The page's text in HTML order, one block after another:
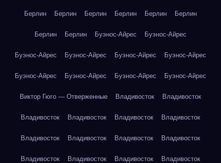
Берлин Берлин Берлин Берлин Берлин Берлин
Берлин Берлин Буэнос-Айрес Буэнос-Айрес
Буэнос-Айрес Буэнос-Айрес Буэнос-Айрес Буэнос-Айрес
Буэнос-Айрес Буэнос-Айрес Буэнос-Айрес Буэнос-Айрес
Виктор Гюго — Отверженные Владивосток Владивосток
Владивосток Владивосток Владивосток Владивосток
Владивосток Владивосток Владивосток Владивосток
Владивосток Владивосток Владивосток Владивосток